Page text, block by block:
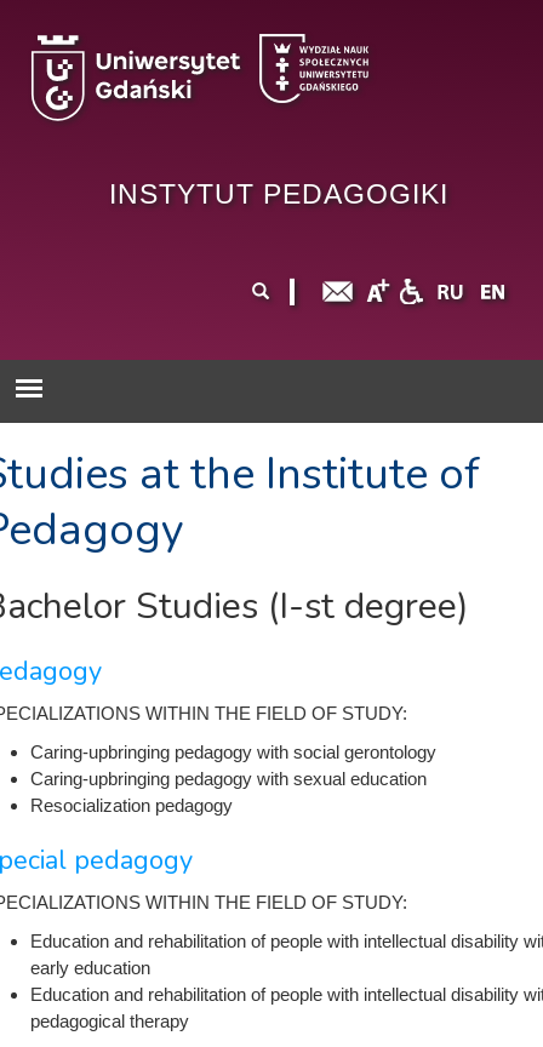
INSTYTUT PEDAGOGIKI
wyszukiwania
at the Institute of
Studies (I-st degree)
WITHIN THE FIELD OF STUDY:
Caring-upbringing pedagogy with social gerontology
Caring-upbringing pedagogy with sexual education
Resocialization pedagogy
pedagogy
WITHIN THE FIELD OF STUDY:
Education and rehabilitation of people with intellectual disability
early education
Education and rehabilitation of people with intellectual disability
pedagogical therapy